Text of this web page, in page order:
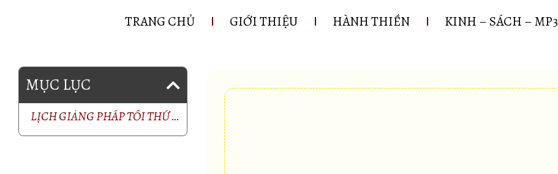
TRANG CHỦ GIỚI THIỆU HÀNH THIỀN KINH – SÁCH – MP3
MỤC LỤC
LỊCH GIẢNG PHÁP TỐI THỨ 7 TUẦN NÀY (10/06/2023) – Giảng Kinh Trung Bộ – Bài 37: Tiểu Kinh Đoạn Tận Ái